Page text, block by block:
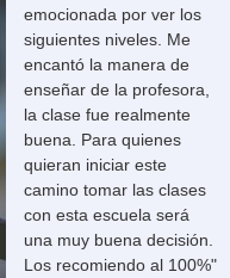
emocionada por ver los
siguientes niveles. Me
encantó la manera de
enseñar de la profesora,
la clase fue realmente
buena. Para quienes
quieran iniciar este
camino tomar las clases
con esta escuela será
una muy buena decisión.
Los recomiendo al 100%"